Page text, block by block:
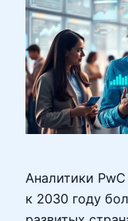
Аналитики
к 2030 году